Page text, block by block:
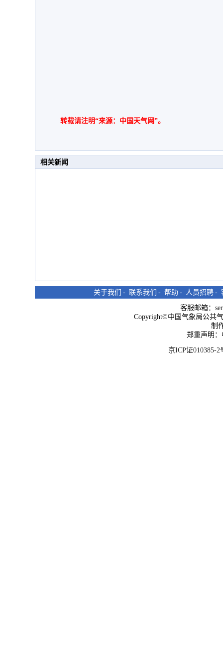
转载请注明“来源：中国天气网”。
相关新闻
关于我们 - 联系我们 - 帮助 - 人员招聘 -
客服邮箱：
Copyright©中国气象局公共
制
郑重声明
京ICP证010385-2